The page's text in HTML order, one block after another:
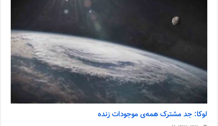
لوکا: جد مشترک همه‌ی موجودات زنده